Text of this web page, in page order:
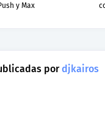
y Max
pordjkairos